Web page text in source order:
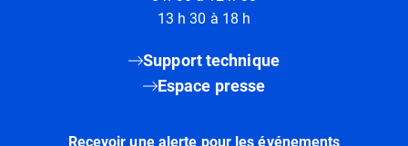
13 h 30 à 18 h
Support technique
Espace presse
Recevoir une alerte pour les événements